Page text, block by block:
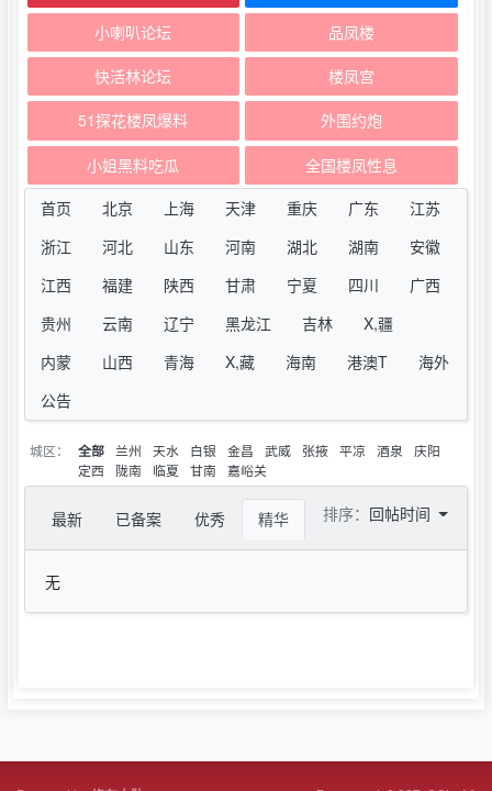
小喇叭论坛 品凤楼
快活林论坛 楼凤宫
51探花楼凤爆料 外围约炮
小姐黑料吃瓜
全国楼凤性息
首页
北京 上海 天津 重庆 广东
江苏
浙江
河北 山东 河南 湖北 湖南
安徽
江西
福建 陕西 甘肃 宁夏 四川
广西
贵州
云南 辽宁 黑龙江 吉林
X,疆
内蒙
山西 青海 X,藏 海南 港澳T
海外
公告
城区： 全部 兰州 天水 白银 金昌 武威 张掖 平凉 酒泉
庆阳
定西
陇南 临夏 甘南 嘉峪关
最新 已备案 优秀 精华 排序： 回帖时间
无